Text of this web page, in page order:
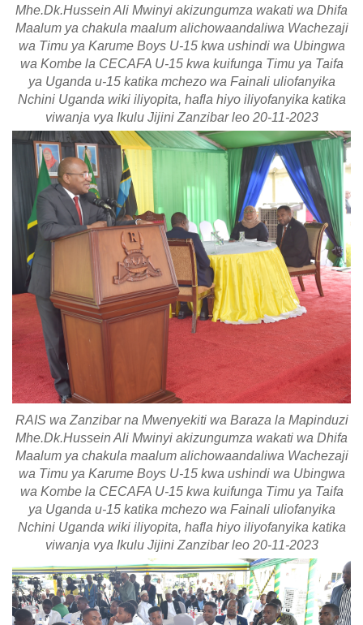
Mhe.Dk.Hussein Ali Mwinyi akizungumza wakati wa Dhifa
Maalum ya chakula maalum alichowaandaliwa Wachezaji
wa Timu ya Karume Boys U-15 kwa ushindi wa Ubingwa
wa Kombe la CECAFA U-15 kwa kuifunga Timu ya Taifa
ya Uganda u-15 katika mchezo wa Fainali uliofanyika
Nchini Uganda wiki iliyopita, hafla hiyo iliyofanyika katika
viwanja vya Ikulu Jijini Zanzibar leo 20-11-2023
RAIS wa Zanzibar na Mwenyekiti wa Baraza la Mapinduzi
Mhe.Dk.Hussein Ali Mwinyi akizungumza wakati wa Dhifa
Maalum ya chakula maalum alichowaandaliwa Wachezaji
wa Timu ya Karume Boys U-15 kwa ushindi wa Ubingwa
wa Kombe la CECAFA U-15 kwa kuifunga Timu ya Taifa
ya Uganda u-15 katika mchezo wa Fainali uliofanyika
Nchini Uganda wiki iliyopita, hafla hiyo iliyofanyika katika
viwanja vya Ikulu Jijini Zanzibar leo 20-11-2023